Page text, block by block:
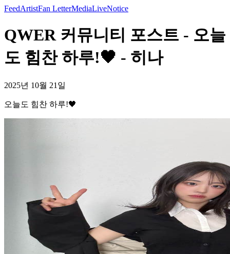
FeedArtistFan LetterMediaLiveNotice
QWER 커뮤니티 포스트 - 오늘
도 힘찬 하루!🖤 - 히나
2025년 10월 21일
오늘도 힘찬 하루!🖤